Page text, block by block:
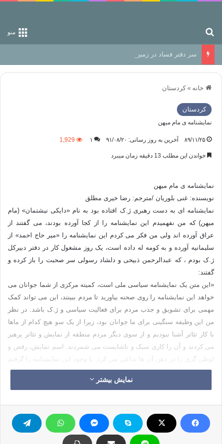
منو
سر دفتر فساد در زمین‌، دوری وکناره‌گیری از راه خداست‌!
خانه » كردستان
كردستان
نمایشنامه ی مام میهن
۸۹/۱۱/۲۵ آخرین به روز رسانی: ۹۱/۰۸/۲۰ ۱ 1,929
خواندن این مطلب 13 دقیقه زمان میبرد
نمایشنامه ی مام میهن
نويسنده: غنی بلوریان /مترجم: رضا خیری مطلق
نمایشنامه ای به دست رهبری ژ.ک افتاده بود به نام «دایکی نیشتمان» (مام
میهن) که من نفهمیدم این نمایشنامه را از کجا آورده بودند، می گفتند از
عراق آورده اند ولی من فکر می کردم این نمایشنامه را «میر حاج احمد» از
سلیمانیه آورده و به کومه له داده است، یک روز مشغول کار در دفتر دبیرکل
ژ.ک بودم ، که عبدالرحمن ذبیحی و دلشاد رسولی سر صحبت را باز کرده و
گفتند:
«این متن یک نمایشنامه سیاسی ملی است، کمیته مرکزی از شما جوانان می
خواهد این نمایشنامه را روی صحنه بیاورید تا مردم ببینند، این می تواند کمک
مهمی برای تشویق و جذب مردم برای فعالیت سیاسی و ژ.ک باشد. در نظر
من این وظیفه سنگینی برای ما جوانان بود، زیرا از یک سو هیچ کدام از ماها
با کار تئاتر آشنا نبودیم و از سوی دیگر مردم منطقه از نمایش و تئاتر پرهیز
می کردند و آن را کاری سبک و ناشایست می شمردند. اسم نمایش، رقص و
لوطی گری را در ذهن آن ها تداعی می کرد. با وجود این نمایشنامه را گرفتم
و پیش رفقا در سازمان جوانان بردم و پس از چند ساعت گفتگو جوانان
تصمیم گرفتند دستور رهبری کومه­له را اجرا نمایند، چند نفر نیز اعلام کردند
نمایشنامه را در نظر گرفتیم، به هنگام خواندن نمایشنامه معلوم شد نقش
«مام میهن» مهمترین و مشکلترین نقش است، رهبری کومه­له کاک «عبدالله
نمایش بیشتر